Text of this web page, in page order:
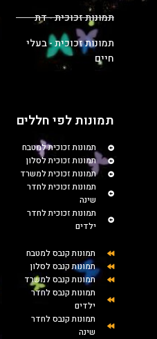
תמונות זכוכית - דת
תמונות זכוכית - בעלי
חיים
תמונות לפי חללים
תמונות זכוכית למטבח
תמונות זכוכית לסלון
תמונות זכוכית למשרד
תמונות זכוכית לחדר
שינה
תמונות זכוכית לחדר
ילדים
תמונות קנבס למטבח
תמונות קנבס לסלון
תמונות קנבס למשרד
תמונות קנבס לחדר
ילדים
תמונות קנבס לחדר
שינה